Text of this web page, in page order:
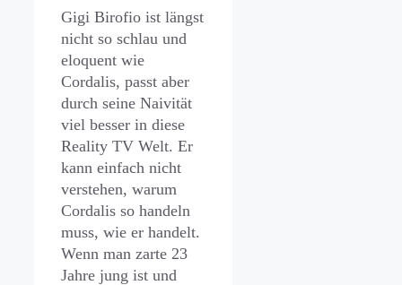
Gigi Birofio ist längst
nicht so schlau und
eloquent wie
Cordalis, passt aber
durch seine Naivität
viel besser in diese
Reality TV Welt. Er
kann einfach nicht
verstehen, warum
Cordalis so handeln
muss, wie er handelt.
Wenn man zarte 23
Jahre jung ist und